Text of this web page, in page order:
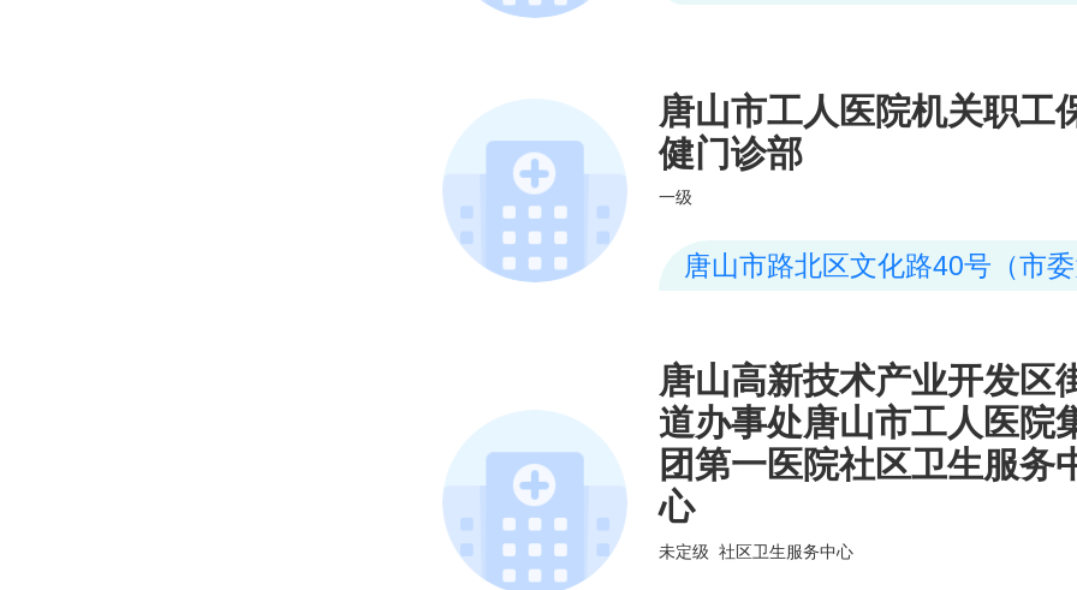
唐山市工人医院机关职工
健门诊部
一级
唐山市路北区文化路40号（市
唐山高新技术产业开发区
道办事处唐山市工人医院
团第一医院社区卫生服务
心
未定级 社区卫生服务中心